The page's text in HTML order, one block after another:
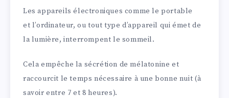
Les appareils électroniques comme le portable
et l’ordinateur, ou tout type d’appareil qui émet de
la lumière, interrompent le sommeil.
Cela empêche la sécrétion de mélatonine et
raccourcit le temps nécessaire à une bonne nuit (à
savoir entre 7 et 8 heures).